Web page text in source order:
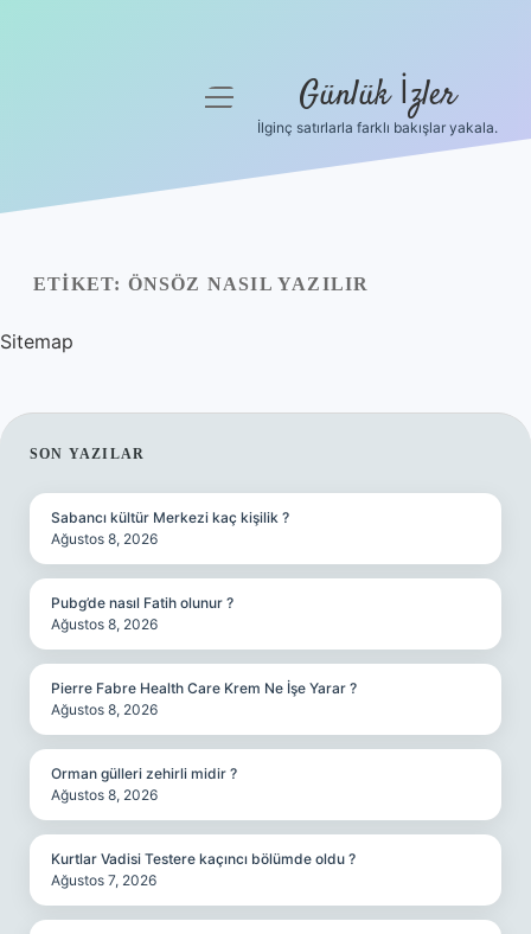
Yasal Uyarı
Hakkımızda
menüyü
Günlük İzler
İlginç satırlarla farklı bakışlar yakala.
ETIKET: ÖNSÖZ NASIL YAZILIR
Sitemap
SIDEBAR
SON YAZILAR
Sabancı kültür Merkezi kaç kişilik ?
Ağustos 8, 2026
Pubg’de nasıl Fatih olunur ?
Ağustos 8, 2026
Pierre Fabre Health Care Krem Ne İşe Yarar ?
Ağustos 8, 2026
Orman gülleri zehirli midir ?
Ağustos 8, 2026
Kurtlar Vadisi Testere kaçıncı bölümde oldu ?
Ağustos 7, 2026